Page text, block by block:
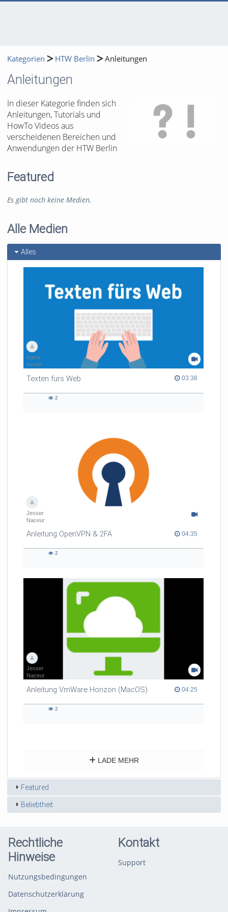
Kategorien HTW Berlin Anleitungen
Anleitungen
In dieser Kategorie finden sich
Anleitungen, Tutorials und
HowTo Videos aus
verscheidenen Bereichen und
Anwendungen der HTW Berlin
Featured
Es gibt noch keine Medien.
Alle Medien
Alles
Adina
Herde
Texten fürs Web 03:38
03:38 duration
2
Jesser
Naceur
Anleitung OpenVPN & 2FA 04:35
04:35 duration
2
Jesser
Naceur
Anleitung VmWare Horizon (MacOS) 04:25
04:25 duration
2
LADE MEHR
Featured
Beliebtheit
Rechtliche
Hinweise
Nutzungsbedingungen
Datenschutzerklärung
Kontakt
Support